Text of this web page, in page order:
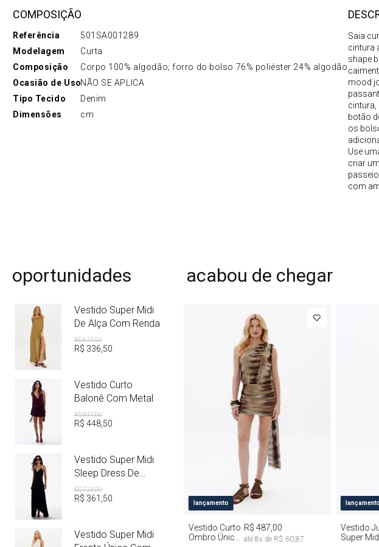
COMPOSIÇÃO
Referência
501SA001289
Modelagem
Curta
Composição
Corpo 100% algodão; forro do bolso 76% poliéster 24% algodão
Ocasião de UsoNÃO SE APLICA
Tipo Tecido
Denim
Dimensões
cm
Saia
cintura
shape
mood
botão
os
Use
criar
com
oportunidades
Vestido Super Midi
De Alça Com Renda
R$673,00
R$ 336 50
Vestido Curto
Balonê Com Metal
R$897,00
R$ 448, 50
Vestido Super Midi
Sleep Dress De
Cetim Com Metal
R$723,00
R$ 361 50
Vestido Super Midi
acabou de chegar
lançamento P M
Vestido Curto
Ombro Único
R$ 487,00
até 8x de R$ 60,87
Vestido
Super